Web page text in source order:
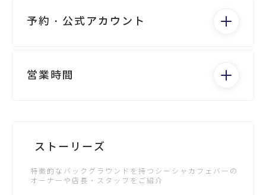
予約・公式アカウント
電話する
営業時間
木：14:00 - 5:00
土：14:00 - 5:00
日：14:00 - 5:00
ストーリーズ
特徴的なバックグラウンドを持つシーシャカフェバーの
オーナーや店長・スタッフをご紹介